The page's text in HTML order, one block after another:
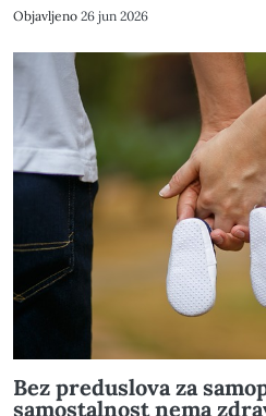
Objavljeno 26 jun 2026
Bez preduslova za
samostalnost nema